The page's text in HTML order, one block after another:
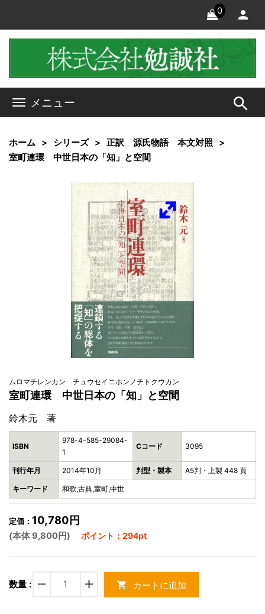
0
メニュー search
ホーム シリーズ
正訳 源氏物語 本文対照
室町連環 中世日本の「知」と空間
ムロマチレンカン チュウセイニホンノチトクウカン
室町連環 中世日本の「知」と空間
鈴木元 著
ISBN
978-4-585-29084-
1
Cコード 3095
刊行年月 2014年10月 判型・製本 A5判・上製 448 頁
キーワード 和歌,古典,室町,中世
定価： 10,780円
(本体 9,800円) ポイント：294pt
数量 : remove add shopping_cart カートに追加